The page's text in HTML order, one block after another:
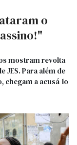
o
mostram revolta
JES. Para além de
chegam a acusá-lo